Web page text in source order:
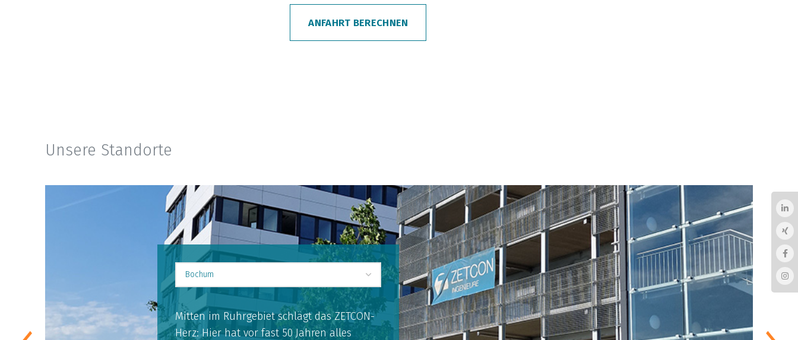
ANFAHRT BERECHNEN
Unsere Standorte
Mitten im Ruhrgebiet schlägt das ZETCON-
Herz: Hier hat vor fast 50 Jahren alles
Mit Vielfalt und Lebensqualität nach vorne:
Hannover baut auf ein großes Potenzial.